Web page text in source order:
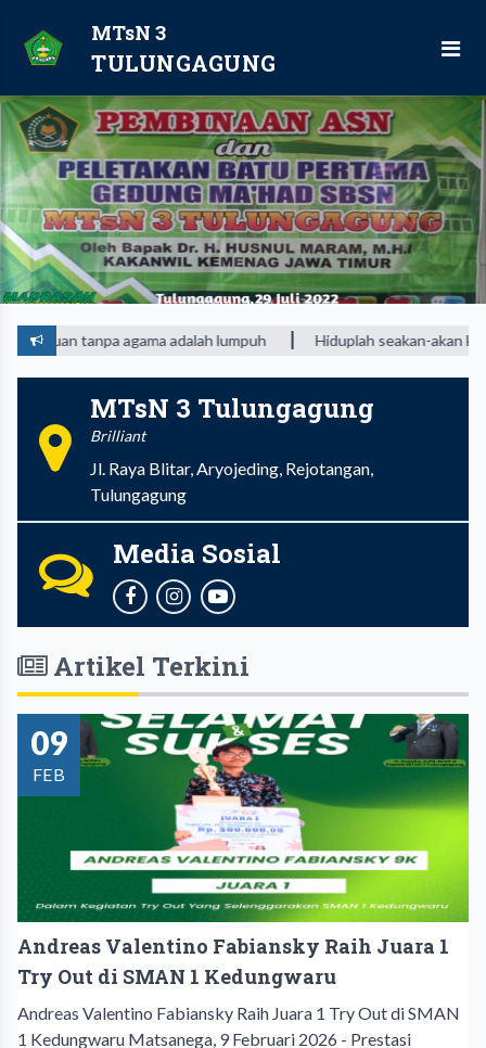
MTsN 3
TULUNGAGUNG
tanpa agama adalah lumpuh Hiduplah seakan-akan kau akan
MTsN 3 Tulungagung
Brilliant
Jl. Raya Blitar, Aryojeding, Rejotangan,
Tulungagung
Media Sosial
Artikel Terkini
09
FEB
Andreas Valentino Fabiansky Raih Juara 1
Try Out di SMAN 1 Kedungwaru
Andreas Valentino Fabiansky Raih Juara 1 Try Out di SMAN
1 Kedungwaru Matsanega, 9 Februari 2026 - Prestasi